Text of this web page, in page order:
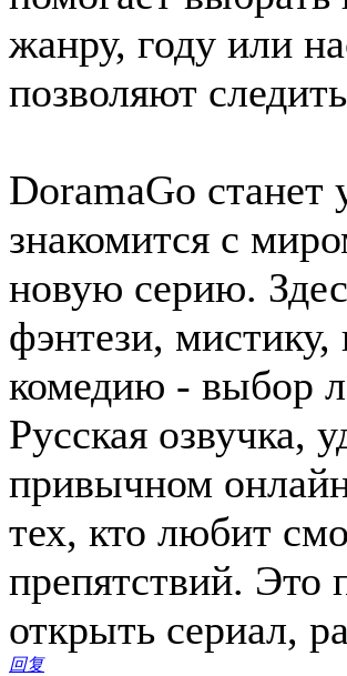
жанру, году или
позволяют
DoramaGo
знакомится с
новую серию.
фэнтези,
комедию - выбор
Русская озвучка,
привычном
тех, кто любит
препятствий. Это
открыть сериал,
回复